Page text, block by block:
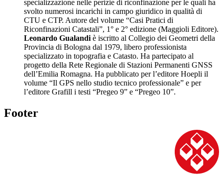
specializzazione nelle perizie di riconfinazione per le quali ha
svolto numerosi incarichi in campo giuridico in qualità di
CTU e CTP. Autore del volume “Casi Pratici di
Riconfinazioni Catastali”, 1° e 2° edizione (Maggioli Editore).
Leonardo Gualandi è iscritto al Collegio dei Geometri della
Provincia di Bologna dal 1979, libero professionista
specializzato in topografia e Catasto. Ha partecipato al
progetto della Rete Regionale di Stazioni Permanenti GNSS
dell’Emilia Romagna. Ha pubblicato per l’editore Hoepli il
volume “Il GPS nello studio tecnico professionale” e per
l’editore Grafill i testi “Pregeo 9” e “Pregeo 10”.
Footer